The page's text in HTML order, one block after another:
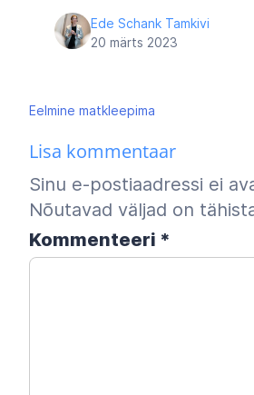
Ede Schank Tamkivi
20 märts 2023
Navigeerimine
Eelmine matkleepima
Lisa kommentaar
Sinu e-postiaadressi ei
Nõutavad väljad on
Kommenteeri *